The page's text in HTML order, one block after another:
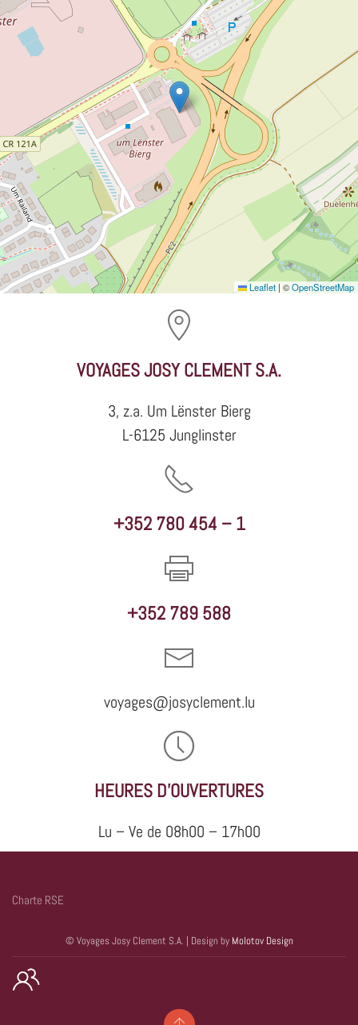
Leaflet | ©OpenStreetMap
VOYAGES JOSY CLEMENT S.A.
3, z.a. Um Lënster Bierg
L-6125 Junglinster
+352 780 454 – 1
+352 789 588
voyages@josyclement.lu
HEURES D'OUVERTURES
Lu – Ve de 08h00 – 17h00
Charte RSE
© Voyages Josy Clement S.A. | Design by Molotov Design